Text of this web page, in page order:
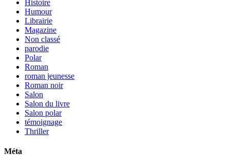
Histoire
Humour
Librairie
Magazine
Non classé
parodie
Polar
Roman
roman jeunesse
Roman noir
Salon
Salon du livre
Salon polar
témoignage
Thriller
Méta